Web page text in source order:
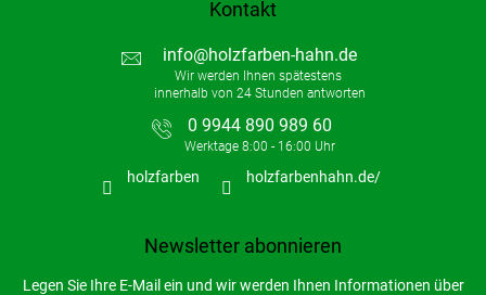
Kontakt
info@holzfarben-hahn.de
0 9944 890 989 60
holzfarben holzfarbenhahn.de/
Newsletter abonnieren
Legen Sie Ihre E-Mail ein und wir werden Ihnen Informationen über